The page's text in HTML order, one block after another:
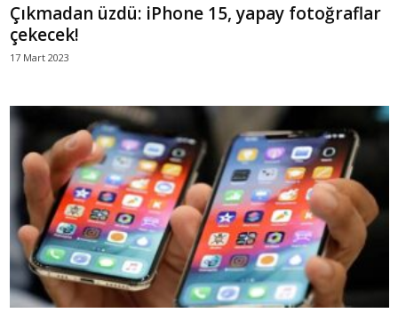
Çıkmadan üzdü: iPhone 15, yapay fotoğraflar
çekecek!
17 Mart 2023